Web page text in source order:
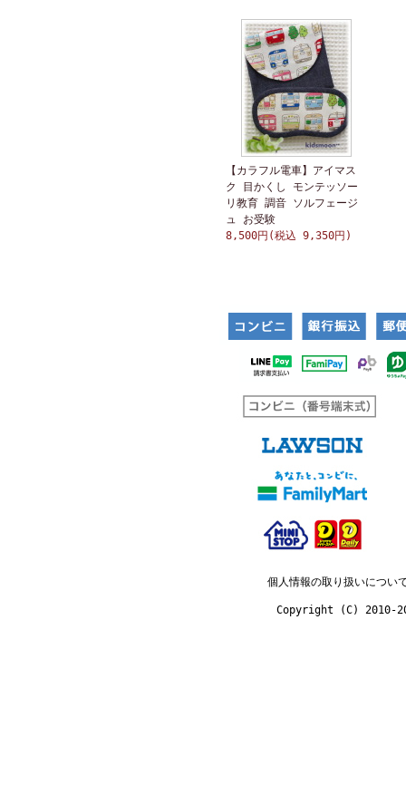
【カラフル電車】アイマス
ク 目かくし モンテッソー
リ教育 調音 ソルフェージ
ュ お受験
8,500円(税込 9,350円)
個人情報の取り扱いについ
Copyright (C) 2010-